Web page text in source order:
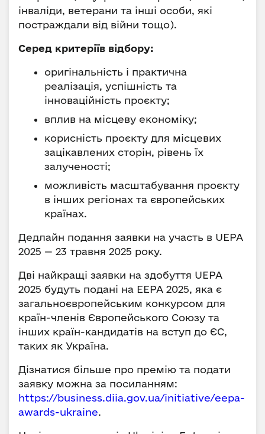
інваліди, ветерани та інші особи, які
постраждали від війни тощо).
Серед критеріїв відбору:
оригінальність і практична
реалізація, успішність та
інноваційність проєкту;
вплив на місцеву економіку;
корисність проєкту для місцевих
зацікавлених сторін, рівень їх
залученості;
можливість масштабування проєкту
в інших регіонах та європейських
країнах.
Дедлайн подання заявки на участь в UEPA
2025 — 23 травня 2025 року.
Дві найкращі заявки на здобуття UEPA
2025 будуть подані на EEPA 2025, яка є
загальноєвропейським конкурсом для
країн-членів Європейського Союзу та
інших країн-кандидатів на вступ до ЄС,
таких як Україна.
Дізнатися більше про премію та подати
заявку можна за посиланням:
https://business.diia.gov.ua/initiative/eepa-
awards-ukraine.